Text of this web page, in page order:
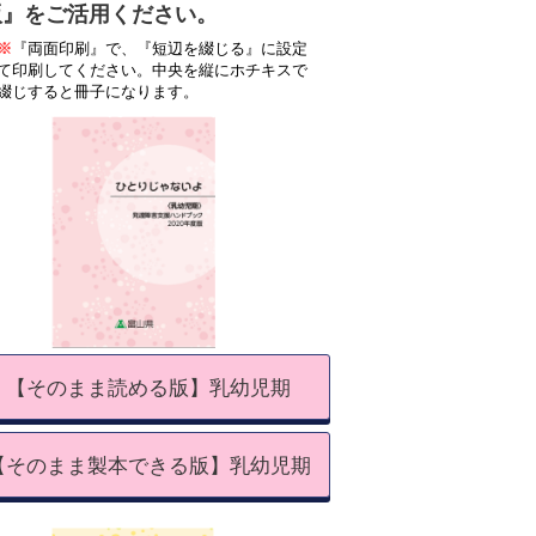
をご活用ください。
『両面印刷』で、『短辺を綴じる』に設定
印刷してください。中央を縦にホチキスで
じすると冊子になります。
【そのまま読める版】乳幼児期
そのまま製本できる版】乳幼児期